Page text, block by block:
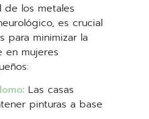
los metales
es crucial
para minimizar la
en mujeres
: Las casas
pinturas a base